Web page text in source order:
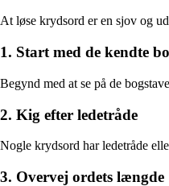
At løse krydsord er en sjov og
1. Start med de kendte
Begynd med at se på de
2. Kig efter ledetråde
Nogle krydsord har ledetråde
3. Overvej ordets længde